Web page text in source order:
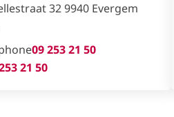
32 9940 Evergem
09 253 21 50
21 50